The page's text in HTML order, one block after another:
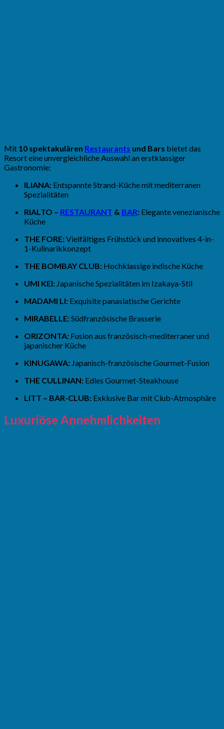
Mit 10 spektakulären Restaurants und Bars bietet das
Resort eine unvergleichliche Auswahl an erstklassiger
Gastronomie:
ILIANA: Entspannte Strand-Küche mit mediterranen
Spezialitäten
RIALTO – RESTAURANT & BAR: Elegante venezianische
Küche
THE FORE:Vielfältiges Frühstück und innovatives 4-in-
1-Kulinarikkonzept
THE BOMBAY CLUB: Hochklassige indische Küche
UMI KEI: Japanische Spezialitäten im Izakaya-Stil
MADAMI LI: Exquisite panasiatische Gerichte
MIRABELLE:Südfranzösische Brasserie
ORIZONTA: Fusion aus französisch-mediterraner und
japanischer Küche
KINUGAWA: Japanisch-französische Gourmet-Fusion
THE CULLINAN: Edles Gourmet-Steakhouse
LITT – BAR-CLUB: Exklusive Bar mit Club-Atmosphäre
Luxuriöse Annehmlichkeiten